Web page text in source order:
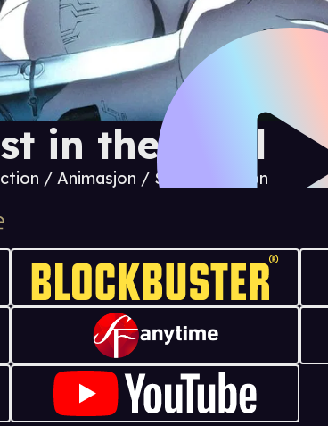
in the Shell
/ Animasjon / Science fiction